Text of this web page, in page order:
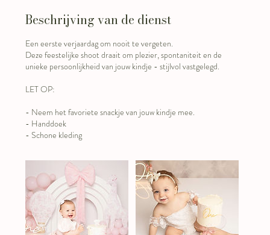
Beschrijving van de dienst
Een eerste verjaardag om nooit te vergeten.
Deze feestelijke shoot draait om plezier, spontaniteit en de
unieke persoonlijkheid van jouw kindje - stijlvol vastgelegd.
LET OP:
- Neem het favoriete snackje van jouw kindje mee.
- Handdoek